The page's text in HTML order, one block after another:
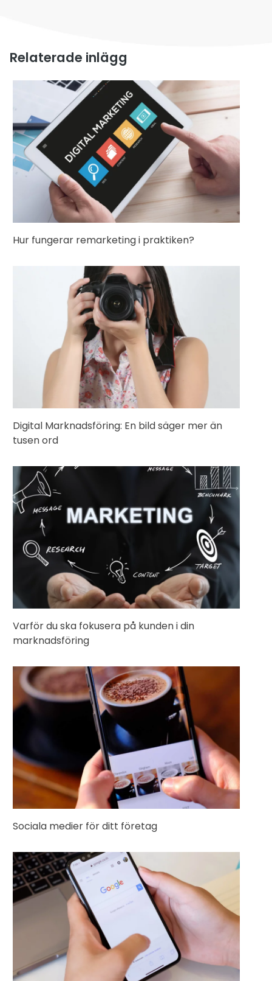
Relaterade inlägg
Hur fungerar remarketing i praktiken?
Digital Marknadsföring: En bild säger mer än
tusen ord
Varför du ska fokusera på kunden i din
marknadsföring
Sociala medier för ditt företag